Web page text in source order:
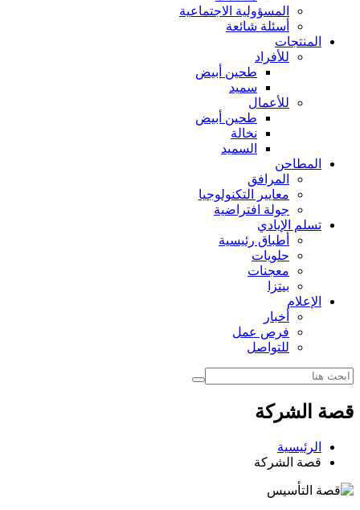
المسؤولية الاجتماعية
أسئلة شائعة
المنتجات
للأفراد
طحين أبيض
سميد
للأعمال
طحين أبيض
نخالة
السميد
المطاحن
المرافق
معايير التكنولوجيا
جولة افتراضية
تسلم الإيادي
أطباق رئيسية
حلويات
معجنات
بيتزا
الإعلام
أخبار
فرص عمل
للتواصل
قصة الشركة
الرئيسية
قصة الشركة